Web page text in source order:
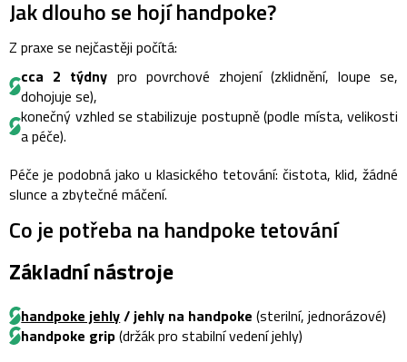
Jak dlouho se hojí handpoke?
Z praxe se nejčastěji počítá:
cca 2 týdny pro povrchové zhojení (zklidnění, loupe se,
dohojuje se),
konečný vzhled se stabilizuje postupně (podle místa, velikosti
a péče).
Péče je podobná jako u klasického tetování: čistota, klid, žádné
slunce a zbytečné máčení.
Co je potřeba na handpoke tetování
Základní nástroje
handpoke jehly/ jehly na handpoke (sterilní, jednorázové)
handpoke grip(držák pro stabilní vedení jehly)